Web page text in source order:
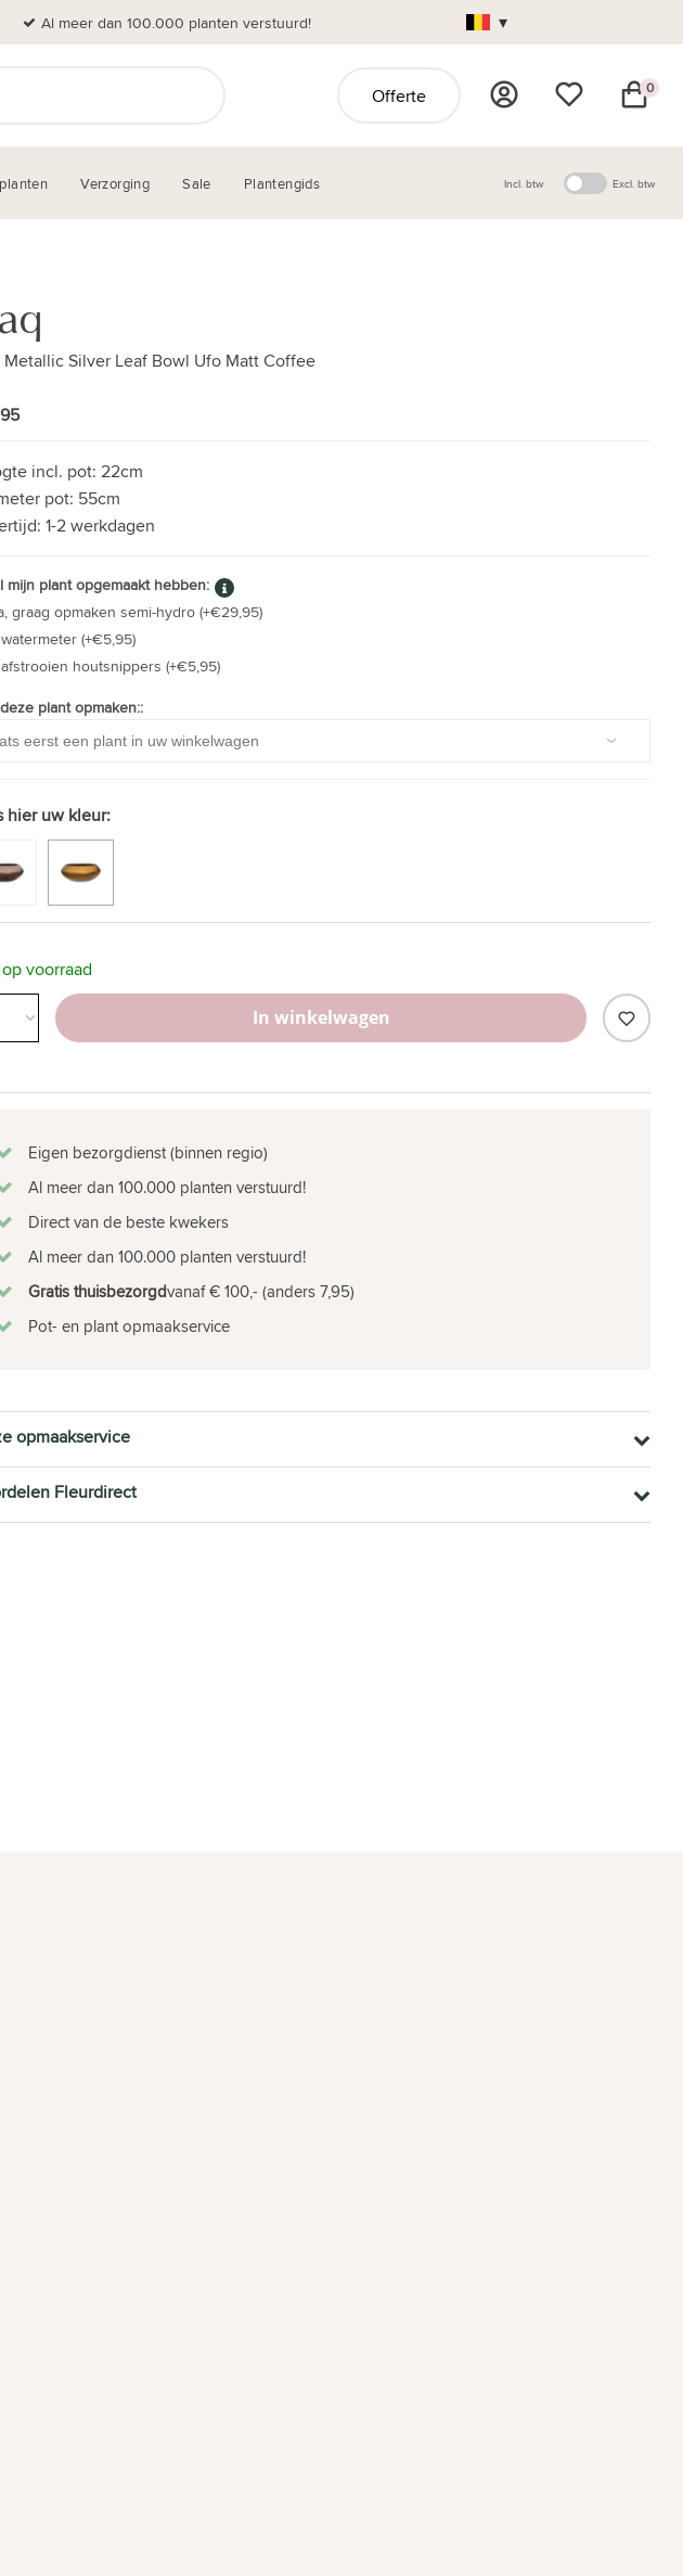
Al meer dan 100.000 planten verstuurd! ▾
Offerte 0
Verzorging Sale Plantengids Incl. btw Excl. btw
Metallic Silver Leaf Bowl Ufo Matt Coffee
incl. pot: 22cm
pot: 55cm
1-2 werkdagen
mijn plant opgemaakt hebben:
graag opmaken semi-hydro (+€29,95)
(+€5,95)
houtsnippers (+€5,95)
plant opmaken::
hier uw kleur:
op voorraad
In winkelwagen
Eigen bezorgdienst (binnen regio)
Al meer dan 100.000 planten verstuurd!
Direct van de beste kwekers
Al meer dan 100.000 planten verstuurd!
Gratis thuisbezorgdvanaf € 100,- (anders 7,95)
Pot- en plant opmaakservice
opmaakservice
Fleurdirect